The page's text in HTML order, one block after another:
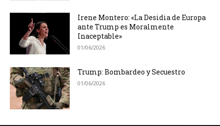
Irene Montero: «La Desidia de Europa
ante Trump es Moralmente
Inaceptable»
01/06/2026
Trump: Bombardeo y Secuestro
01/06/2026